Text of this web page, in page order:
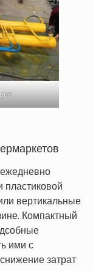
вертикальные
Компактный
ими с
затрат